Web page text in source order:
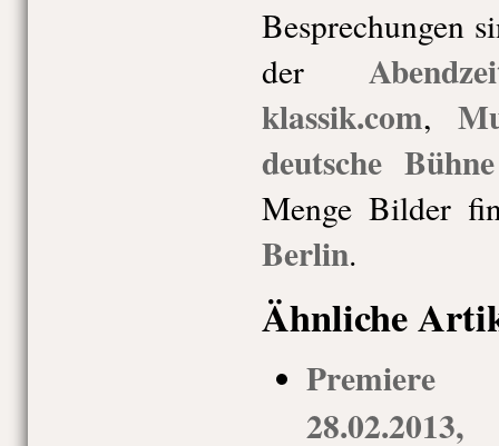
Besprechungen
der
klassik.com,
deutsche Bühne
Menge Bilder
Berlin.
Ähnliche